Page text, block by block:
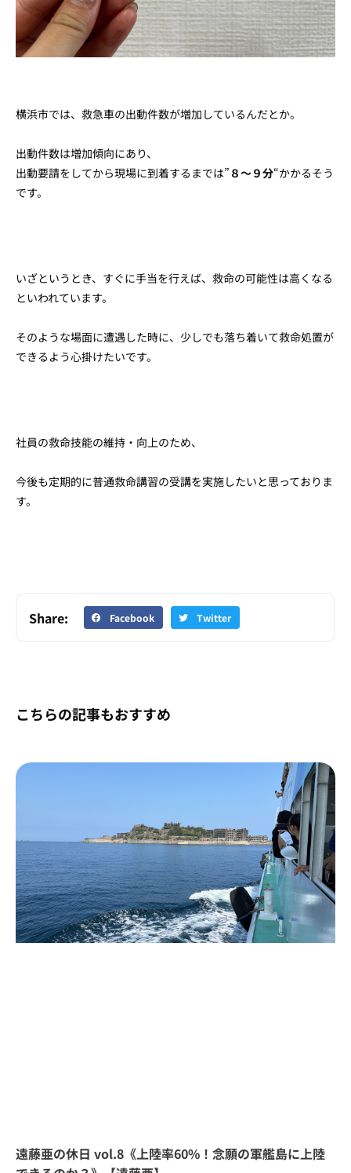
横浜市では、救急車の出動件数が増加しているんだとか。
出動件数は増加傾向にあり、
出動要請をしてから現場に到着するまでは” ８～９分“かかるそう
です。
いざというとき、すぐに手当を行えば、救命の可能性は高くなる
といわれています。
そのような場面に遭遇した時に、少しでも落ち着いて救命処置が
できるよう心掛けたいです。
社員の救命技能の維持・向上のため、
今後も定期的に普通救命講習の受講を実施したいと思っておりま
す。
Share: Facebook Twitter
こちらの記事もおすすめ
遠藤亜の休日 vol.8《上陸率60%！念願の軍艦島に上陸